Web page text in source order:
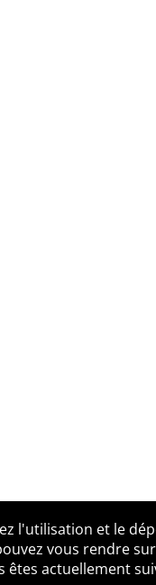
Accessibilité
l'utilisation et le
vous rendre
êtes actuellement